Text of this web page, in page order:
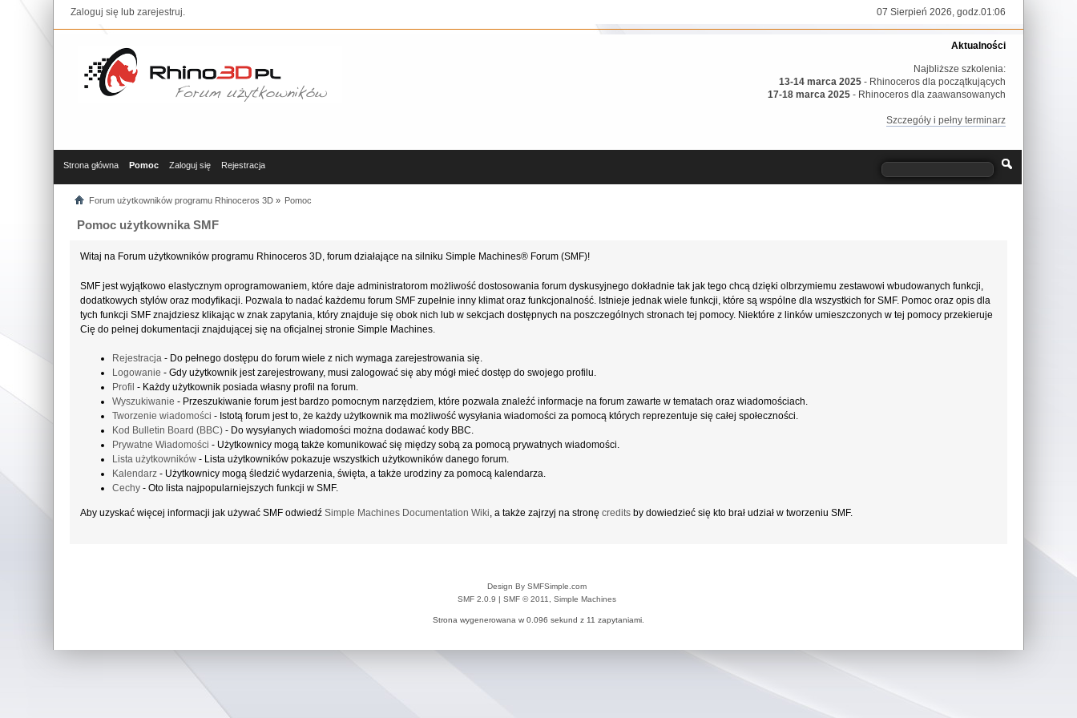
Zaloguj się lubzarejestruj. 07 Sierpień 2026, godz.01:06
Aktualności
Najbliższe szkolenia:
13-14 marca 2025 - Rhinoceros dla początkujących
17-18 marca 2025 - Rhinoceros dla zaawansowanych
Szczegóły i pełny terminarz
Strona główna Pomoc Zaloguj się Rejestracja
Forum użytkowników programu Rhinoceros 3D» Pomoc
Pomoc użytkownika SMF
Witaj na Forum użytkowników programu Rhinoceros 3D, forum działające na silniku Simple Machines® Forum (SMF)!
SMF jest wyjątkowo elastycznym oprogramowaniem, które daje administratorom możliwość dostosowania forum dyskusyjnego dokładnie tak jak tego chcą dzięki olbrzymiemu zestawowi wbudowanych funkcji,
dodatkowych stylów oraz modyfikacji. Pozwala to nadać każdemu forum SMF zupełnie inny klimat oraz funkcjonalność. Istnieje jednak wiele funkcji, które są wspólne dla wszystkich for SMF. Pomoc oraz opis dla
tych funkcji SMF znajdziesz klikając w znak zapytania, który znajduje się obok nich lub w sekcjach dostępnych na poszczególnych stronach tej pomocy. Niektóre z linków umieszczonych w tej pomocy przekieruje
Cię do pełnej dokumentacji znajdującej się na oficjalnej stronie Simple Machines.
Rejestracja- Do pełnego dostępu do forum wiele z nich wymaga zarejestrowania się.
Logowanie - Gdy użytkownik jest zarejestrowany, musi zalogować się aby mógł mieć dostęp do swojego profilu.
Profil - Każdy użytkownik posiada własny profil na forum.
Wyszukiwanie - Przeszukiwanie forum jest bardzo pomocnym narzędziem, które pozwala znaleźć informacje na forum zawarte w tematach oraz wiadomościach.
Tworzenie wiadomości - Istotą forum jest to, że każdy użytkownik ma możliwość wysyłania wiadomości za pomocą których reprezentuje się całej społeczności.
Kod Bulletin Board (BBC)- Do wysyłanych wiadomości można dodawać kody BBC.
Prywatne Wiadomości - Użytkownicy mogą także komunikować się między sobą za pomocą prywatnych wiadomości.
Lista użytkowników- Lista użytkowników pokazuje wszystkich użytkowników danego forum.
Kalendarz- Użytkownicy mogą śledzić wydarzenia, święta, a także urodziny za pomocą kalendarza.
Cechy- Oto lista najpopularniejszych funkcji w SMF.
Aby uzyskać więcej informacji jak używać SMF odwiedź Simple Machines Documentation Wiki, a także zajrzyj na stronę creditsby dowiedzieć się kto brał udział w tworzeniu SMF.
Design By SMFSimple.com
SMF 2.0.9 | SMF © 2011 Simple Machines
Strona wygenerowana w 0.096 sekund z 11 zapytaniami.